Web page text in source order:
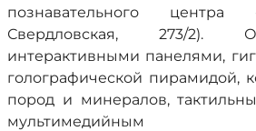
познавательного центра
Свердловская, 273/2).
интерактивными панелями,
голографической пирамидой,
пород и минералов,
мультимедийным